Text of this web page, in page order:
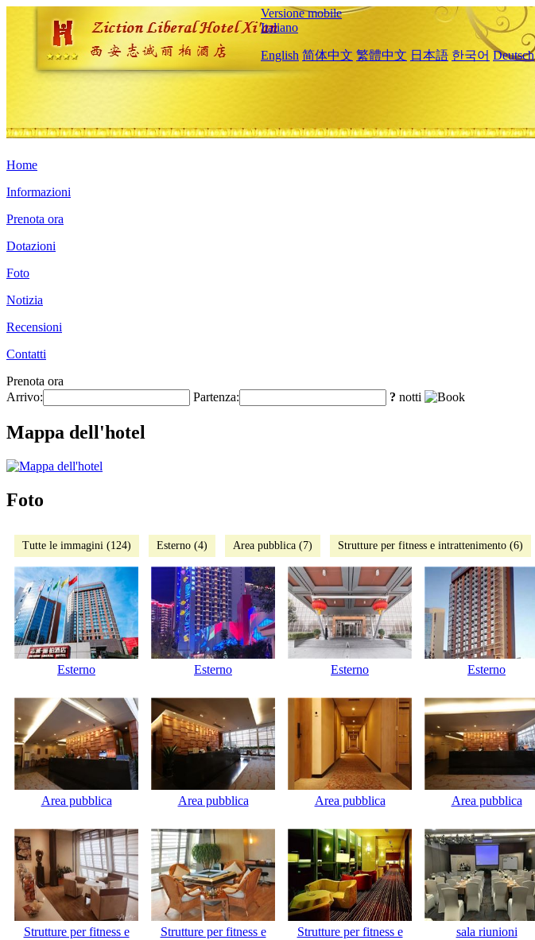
Versione mobile
Italiano
English 简体中文 繁體中文 日本語 한국어 Deutsch
Home
Informazioni
Prenota ora
Dotazioni
Foto
Notizia
Recensioni
Contatti
Prenota ora
Arrivo:
Partenza: ? notti
Mappa dell'hotel
Foto
Tutte le immagini (124) Esterno (4) Area pubblica (7) Strutture per fitness e intrattenimento (6)
Esterno Esterno Esterno Esterno
Area pubblica Area pubblica Area pubblica Area pubblica
Strutture per fitness e
Strutture per fitness e
Strutture per fitness e
sala riunioni